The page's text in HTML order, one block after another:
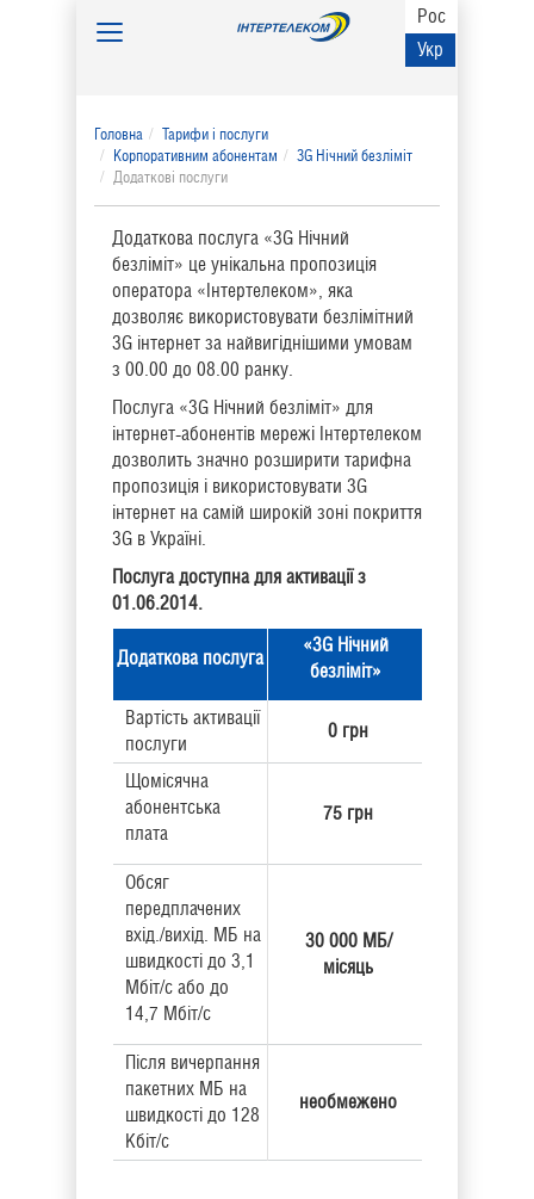
Рос
Укр
Toggle
Головна
Тарифи і послуги
Корпоративним абонентам
3G Нічний безліміт
Додаткові послуги
Додаткова послуга «3G Нічний
безліміт» це унікальна пропозиція
оператора «Інтертелеком», яка
дозволяє використовувати безлімітний
3G інтернет за найвигіднішими умовам
з 00.00 до 08.00 ранку.
Послуга «3G Нічний безліміт» для
інтернет-абонентів мережі Інтертелеком
дозволить значно розширити тарифна
пропозиція і використовувати 3G
інтернет на самій широкій зоні покриття
3G в Україні.
Послуга доступна для активації з
01.06.2014.
Додаткова послуга
«3G Нічний
безліміт»
Вартість активації
послуги
0 грн
Щомісячна
абонентська
плата
75 грн
Обсяг
передплачених
вхід./вихід. МБ на
швидкості до 3,1
Мбіт/с або до
14,7 Мбіт/с
30 000 МБ/
місяць
Після вичерпання
пакетних МБ на
швидкості до 128
Кбіт/с
необмежено